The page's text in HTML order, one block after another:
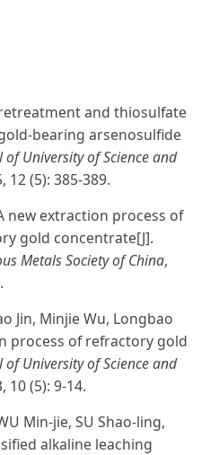
and thiosulfate
bearing arsenosulfide
of University of Science and
12 (5): 385-389.
new extraction process of
gold concentrate[J].
Metals Society of China,
Jin, Minjie Wu, Longbao
process of refractory gold
of University of Science and
10 (5): 9-14.
Min-jie, SU Shao-ling,
alkaline leaching